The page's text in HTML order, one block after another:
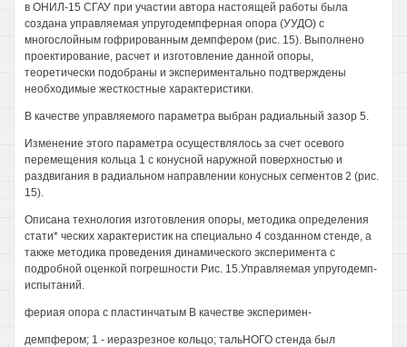
в ОНИЛ-15 СГАУ при участии автора настоящей работы была
создана управляемая упругодемпферная опора (УУДО) с
многослойным гофрированным демпфером (рис. 15). Выполнено
проектирование, расчет и изготовление данной опоры,
теоретически подобраны и экспериментально подтверждены
необходимые жесткостные характеристики.
В качестве управляемого параметра выбран радиальный зазор 5.
Изменение этого параметра осуществлялось за счет осевого
перемещения кольца 1 с конусной наружной поверхностью и
раздвигания в радиальном направлении конусных сегментов 2 (рис.
15).
Описана технология изготовления опоры, методика определения
стати* ческих характеристик на специально 4 созданном стенде, а
также методика проведения динамического эксперимента с
подробной оценкой погрешности Рис. 15.Управляемая упругодемп-
испытаний.
фериая опора с пластинчатым В качестве эксперимен-
демпфером; 1 - иеразрезное кольцо; тальНОГО стенда был